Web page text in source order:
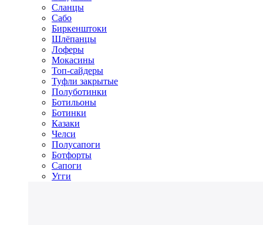
Сланцы
Сабо
Биркенштоки
Шлёпанцы
Лоферы
Мокасины
Топ-сайдеры
Туфли закрытые
Полуботинки
Ботильоны
Ботинки
Казаки
Челси
Полусапоги
Ботфорты
Сапоги
Угги